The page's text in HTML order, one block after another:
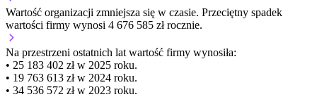
Wartość organizacji zmniejsza się w czasie. Przeciętny spadek
wartości firmy wynosi 4 676 585 zł rocznie.
Na przestrzeni ostatnich lat wartość firmy wynosiła:
• 25 183 402 zł w 2025 roku.
• 19 763 613 zł w 2024 roku.
• 34 536 572 zł w 2023 roku.